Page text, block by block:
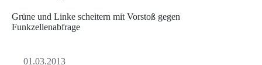
Grüne und Linke scheitern mit Vorstoß gegen
Funkzellenabfrage
01.03.2013